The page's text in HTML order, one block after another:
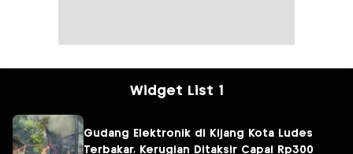
Widget List 1
Gudang Elektronik di Kijang Kota Ludes
Terbakar, Kerugian Ditaksir Capai Rp300